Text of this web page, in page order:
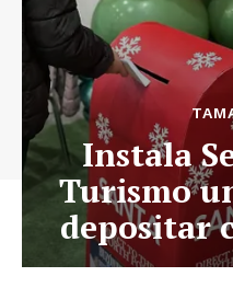
Instala
Turismo
depositar